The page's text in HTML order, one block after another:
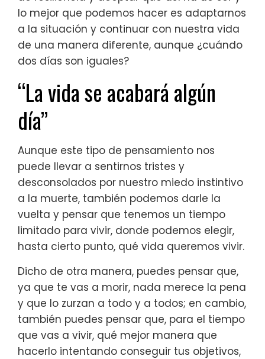
lo mejor que podemos hacer es adaptarnos
a la situación y continuar con nuestra vida
de una manera diferente, aunque ¿cuándo
dos días son iguales?
“La vida se acabará algún
día”
Aunque este tipo de pensamiento nos
puede llevar a sentirnos tristes y
desconsolados por nuestro miedo instintivo
a la muerte, también podemos darle la
vuelta y pensar que tenemos un tiempo
limitado para vivir, donde podemos elegir,
hasta cierto punto, qué vida queremos vivir.
Dicho de otra manera, puedes pensar que,
ya que te vas a morir, nada merece la pena
y que lo zurzan a todo y a todos; en cambio,
también puedes pensar que, para el tiempo
que vas a vivir, qué mejor manera que
hacerlo intentando conseguir tus objetivos,